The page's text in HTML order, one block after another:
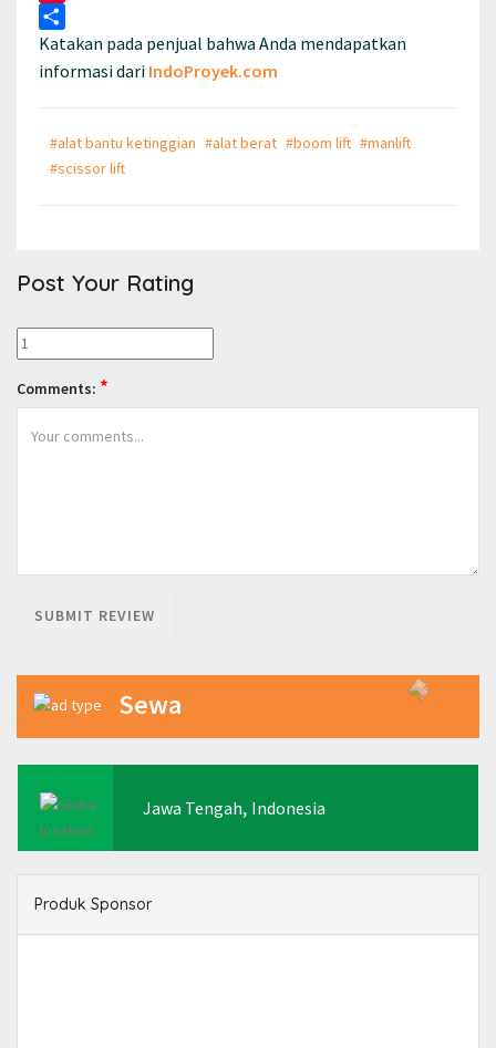
Pinterest
Share
Katakan pada penjual bahwa Anda mendapatkan
informasi dari IndoProyek.com
#alat bantu ketinggian #alat berat #boom lift #manlift
#scissor lift
Post Your Rating
Comments: *
Sewa
Jawa Tengah, Indonesia
Produk Sponsor